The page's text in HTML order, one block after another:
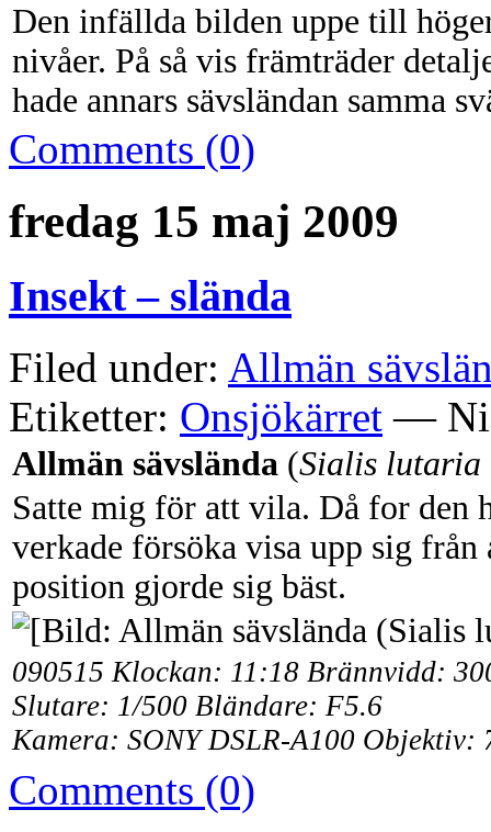
Den infällda bilden uppe till
nivåer. På så vis främträder
hade annars sävsländan samma
Comments (0)
fredag 15 maj 2009
Insekt – slända
Filed under: Allmän
Etiketter: Onsjökärret —
Allmän sävslända (Sialis lutaria
Satte mig för att vila. Då for den
verkade försöka visa upp sig från
position gjorde sig bäst.
090515 Klockan: 11:18 Brännvidd:
Slutare: 1/500 Bländare: F5.6
Kamera: SONY DSLR-A100
Comments (0)